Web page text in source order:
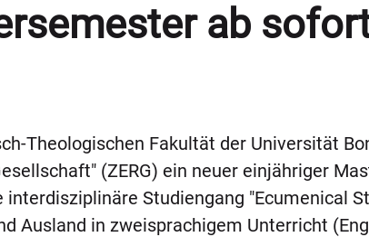
ab
Theologischen Fakultät der Universität
(ZERG) ein neuer einjähriger
Studiengang "Ecumenical
Ausland in zweisprachigem Unterricht